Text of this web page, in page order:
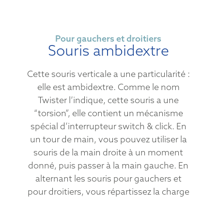
Pour gauchers et droitiers
Souris ambidextre
Cette souris verticale a une particularité :
elle est ambidextre. Comme le nom
Twister l’indique, cette souris a une
“torsion”, elle contient un mécanisme
spécial d’interrupteur switch & click. En
un tour de main, vous pouvez utiliser la
souris de la main droite à un moment
donné, puis passer à la main gauche. En
alternant les souris pour gauchers et
pour droitiers, vous répartissez la charge